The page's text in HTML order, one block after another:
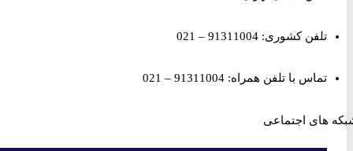
تلفن کشوری: 91311004 – 021
تماس با تلفن همراه: 91311004 – 021
اجتماعی